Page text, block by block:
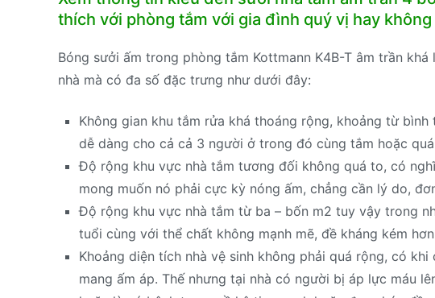
thích với phòng tắm với gia đình quý vị hay không
Bóng sưởi ấm trong phòng tắm Kottmann K4B-T âm trần
nhà mà có đa số đặc trưng như dưới đây:
Không gian khu tắm rửa khá thoáng rộng, khoảng từ
dễ dàng cho cả cả 3 người ở trong đó cùng tắm hoặc
Độ rộng khu vực nhà tắm tương đối không quá to, có
mong muốn nó phải cực kỳ nóng ấm, chẳng cần lý do,
Độ rộng khu vực nhà tắm từ ba – bốn m2 tuy vậy trong
tuổi cùng với thể chất không mạnh mẽ, đề kháng kém
Khoảng diện tích nhà vệ sinh không phải quá rộng, có
mang ấm áp. Thế nhưng tại nhà có người bị áp lực máu